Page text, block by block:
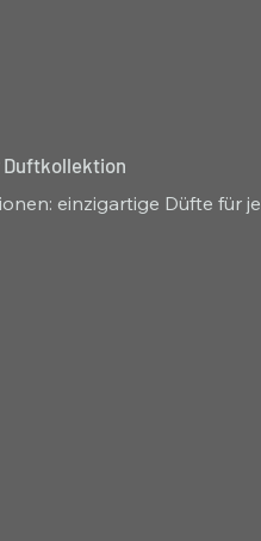
Duftkollektion
einzigartige Düfte für